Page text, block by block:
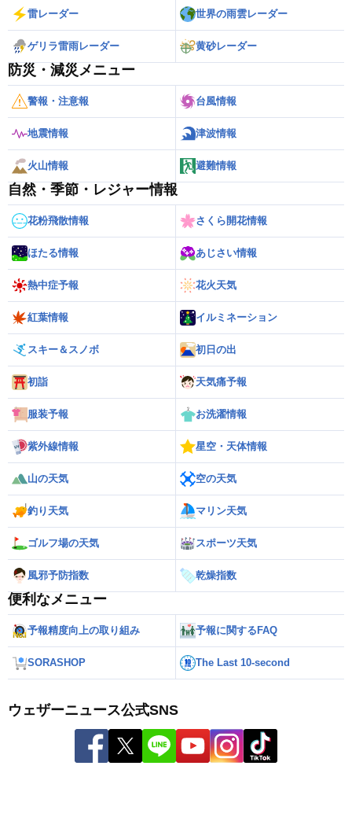
雷レーダー 世界の雨雲レーダー
ゲリラ雷雨レーダー 黄砂レーダー
防災・減災メニュー
警報・注意報 台風情報
地震情報 津波情報
火山情報 避難情報
自然・季節・レジャー情報
花粉飛散情報 さくら開花情報
ほたる情報 あじさい情報
熱中症予報 花火天気
紅葉情報 イルミネーション
スキー＆スノボ 初日の出
初詣 天気痛予報
服装予報 お洗濯情報
紫外線情報 星空・天体情報
山の天気 空の天気
釣り天気 マリン天気
ゴルフ場の天気 スポーツ天気
風邪予防指数 乾燥指数
便利なメニュー
予報精度向上の取り組み 予報に関するFAQ
SORASHOP The Last 10-second
ウェザーニュース公式SNS